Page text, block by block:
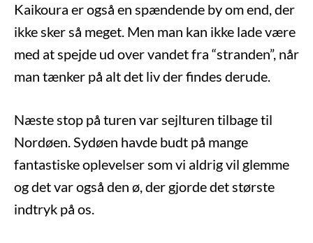
Kaikoura er også en spændende by om end, der
ikke sker så meget. Men man kan ikke lade være
med at spejde ud over vandet fra “stranden”, når
man tænker på alt det liv der findes derude.
Næste stop på turen var sejlturen tilbage til
Nordøen. Sydøen havde budt på mange
fantastiske oplevelser som vi aldrig vil glemme
og det var også den ø, der gjorde det største
indtryk på os.